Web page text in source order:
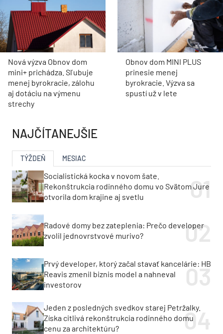
Nová výzva Obnov dom
mini+ prichádza. Sľubuje
menej byrokracie, zálohu
aj dotáciu na výmenu
strechy
Obnov dom MINI PLUS
prinesie menej
byrokracie. Výzva sa
spustí už v lete
NAJČÍTANEJŠIE
TÝŽDEŇ MESIAC
Socialistická kocka v novom šate.
Rekonštrukcia rodinného domu vo Svätom Jure
otvorila dom krajine aj svetlu
Radové domy bez zateplenia: Prečo developer
zvolil jednovrstvové murivo?
Prvý developer, ktorý začal stavať kancelárie: HB
Reavis zmenil biznis model a nahneval
investorov
Jeden z posledných svedkov starej Petržalky.
Získa citlivá rekonštrukcia rodinného domu
cenu za architektúru?